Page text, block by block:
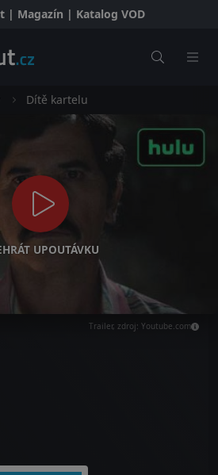
| Magazín | Katalog VOD
Dítě kartelu
UPOUTÁVKU
Trailer, zdroj: Youtube.com